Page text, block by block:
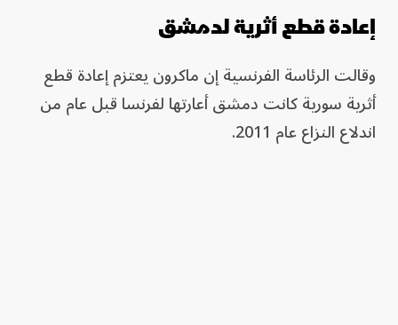
إعادة قطع أثرية لدمشق
وقالت الرئاسة الفرنسية إن ماكرون يعتزم إعادة قطع
أثرية سورية كانت دمشق أعارتها لفرنسا قبل عام من
اندلاع النزاع عام 2011.